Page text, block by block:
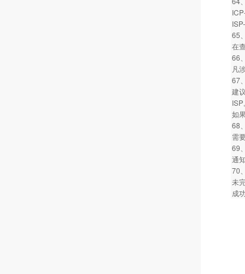
65
在
66
凡
67
建
ISP。
如
68
需
69
通
70
未
成